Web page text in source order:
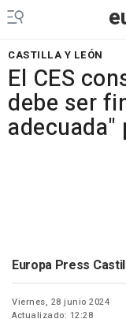
CASTILLA Y LEÓN
El CES
debe ser
Europa Press
Viernes, 28 junio 2024
Actualizado: 12:28